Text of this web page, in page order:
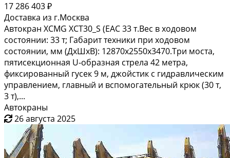
17 286 403 ₽
Доставка из г.Москва
Автокран XCMG XCT30_S (EAC 33 т.Вес в ходовом
состоянии: 33 т; Габарит техники при ходовом
состоянии, мм (ДхШхВ): 12870х2550х3470.Три моста,
пятисекционная U-образная стрела 42 метра,
фиксированный гусек 9 м, джойстик с гидравлическим
управлением, главный и вспомогательный крюк (30 т,
3 т),...
Автокраны
26 августа 2025